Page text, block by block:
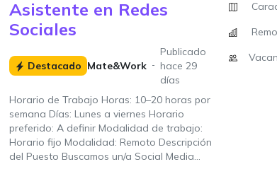
Asistente en Redes
Sociales
Destacado Mate&Work
Publicado
hace 29
días
Horario de Trabajo Horas: 10–20 horas por
semana Días: Lunes a viernes Horario
preferido: A definir Modalidad de trabajo:
Horario fijo Modalidad: Remoto Descripción
del Puesto Buscamos un/a Social Media...